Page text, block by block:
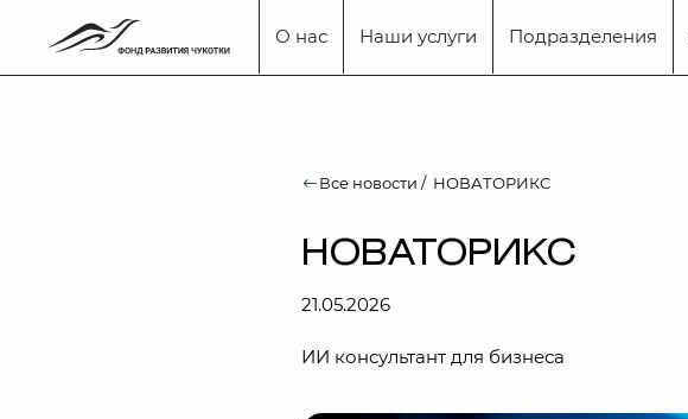
О нас Наши услуги Подразделения
Все новости / НОВАТОРИКС
НОВАТОРИКС
21.05.2026
ИИ консультант для бизнеса